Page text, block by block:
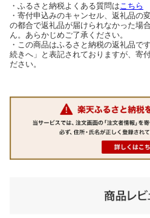
・ふるさと納税よくある質問は こちら
・寄付申込みのキャンセル、返礼品の
の都合で返礼品が届けられなかった場
ん。あらかじめご了承ください。
・この商品はふるさと納税の返礼品で
続きへ」と表記されておりますが、寄
ださい。